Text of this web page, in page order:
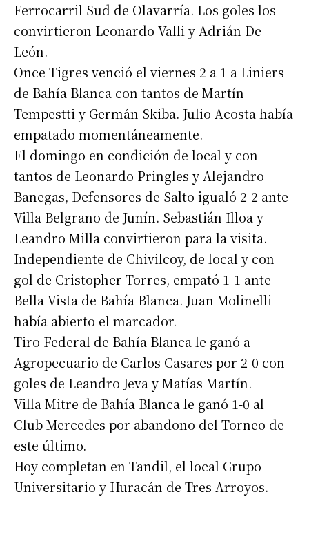
Ferrocarril Sud de Olavarría. Los goles los
convirtieron Leonardo Valli y Adrián De
León.
Once Tigres venció el viernes 2 a 1 a Liniers
de Bahía Blanca con tantos de Martín
Tempestti y Germán Skiba. Julio Acosta había
empatado momentáneamente.
El domingo en condición de local y con
tantos de Leonardo Pringles y Alejandro
Banegas, Defensores de Salto igualó 2-2 ante
Villa Belgrano de Junín. Sebastián Illoa y
Leandro Milla convirtieron para la visita.
Independiente de Chivilcoy, de local y con
gol de Cristopher Torres, empató 1-1 ante
Bella Vista de Bahía Blanca. Juan Molinelli
había abierto el marcador.
Tiro Federal de Bahía Blanca le ganó a
Agropecuario de Carlos Casares por 2-0 con
goles de Leandro Jeva y Matías Martín.
Villa Mitre de Bahía Blanca le ganó 1-0 al
Club Mercedes por abandono del Torneo de
este último.
Hoy completan en Tandil, el local Grupo
Universitario y Huracán de Tres Arroyos.